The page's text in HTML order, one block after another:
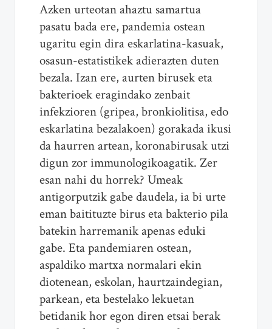
Azken urteotan ahaztu samartua
pasatu bada ere, pandemia ostean
ugaritu egin dira eskarlatina-kasuak,
osasun-estatistikek adierazten duten
bezala. Izan ere, aurten birusek eta
bakterioek eragindako zenbait
infekzioren (gripea, bronkiolitisa, edo
eskarlatina bezalakoen) gorakada ikusi
da haurren artean, koronabirusak utzi
digun zor immunologikoagatik. Zer
esan nahi du horrek? Umeak
antigorputzik gabe daudela, ia bi urte
eman baitituzte birus eta bakterio pila
batekin harremanik apenas eduki
gabe. Eta pandemiaren ostean,
aspaldiko martxa normalari ekin
diotenean, eskolan, haurtzaindegian,
parkean, eta bestelako lekuetan
betidanik hor egon diren etsai berak